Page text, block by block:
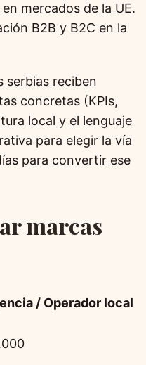
mercados de la UE.
B2B y B2C en la
serbias reciben
concretas (KPIs,
local y el lenguaje
para elegir la vía
para convertir ese
marcas
/ Operador local